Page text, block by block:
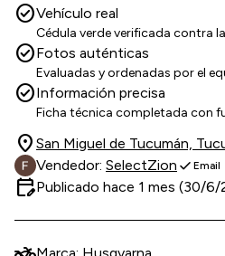
check_circleVehículo real
Cédula verde verificada contra
check_circleFotos auténticas
Evaluadas y ordenadas por el
check_circleInformación precisa
Ficha técnica completada con
location_on San Miguel de Tucumán,
Vendedor: SelectZion check Email
edit_calendarPublicado hace 1 mes (30/